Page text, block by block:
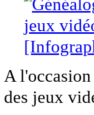
A
des jeux